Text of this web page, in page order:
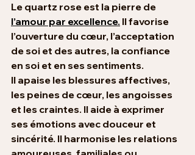
Le quartz rose est la pierre de
l’amour par excellence. Il favorise
l’ouverture du cœur, l’acceptation
de soi et des autres, la confiance
en soi et en ses sentiments.
Il apaise les blessures affectives,
les peines de cœur, les angoisses
et les craintes. Il aide à exprimer
ses émotions avec douceur et
sincérité. Il harmonise les relations